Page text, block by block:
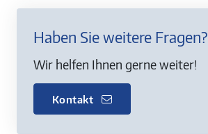
Haben Sie weitere Fragen?
Wir helfen Ihnen gerne weiter!
Kontakt